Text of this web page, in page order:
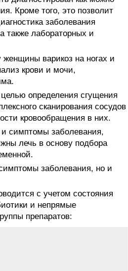
Кроме того, это позволит
заболевания
также лабораторных и
варикоз на ногах и
крови и мочи,
определения сгущения
сканирования сосудов
кровообращения в них.
и симптомы заболевания,
лечь в основу подбора
заболевания, но и
с учетом состояния
и непрямые
препаратов: